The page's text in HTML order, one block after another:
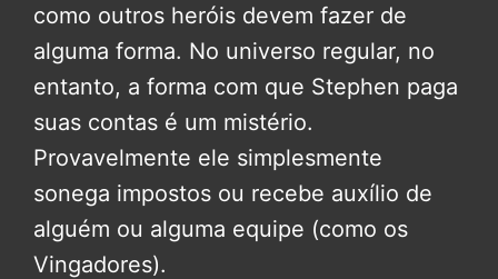
como outros heróis devem fazer de
alguma forma. No universo regular, no
entanto, a forma com que Stephen paga
suas contas é um mistério.
Provavelmente ele simplesmente
sonega impostos ou recebe auxílio de
alguém ou alguma equipe (como os
Vingadores).